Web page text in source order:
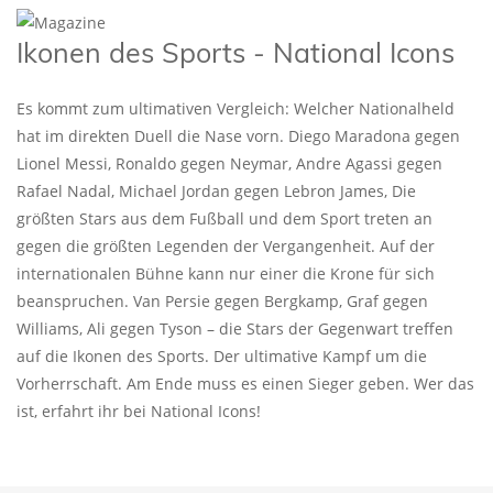
Ikonen des Sports - National Icons
Es kommt zum ultimativen Vergleich: Welcher Nationalheld
hat im direkten Duell die Nase vorn. Diego Maradona gegen
Lionel Messi, Ronaldo gegen Neymar, Andre Agassi gegen
Rafael Nadal, Michael Jordan gegen Lebron James, Die
größten Stars aus dem Fußball und dem Sport treten an
gegen die größten Legenden der Vergangenheit. Auf der
internationalen Bühne kann nur einer die Krone für sich
beanspruchen. Van Persie gegen Bergkamp, Graf gegen
Williams, Ali gegen Tyson – die Stars der Gegenwart treffen
auf die Ikonen des Sports. Der ultimative Kampf um die
Vorherrschaft. Am Ende muss es einen Sieger geben. Wer das
ist, erfahrt ihr bei National Icons!